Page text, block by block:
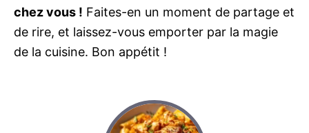
chez vous ! Faites-en un moment de partage et
de rire, et laissez-vous emporter par la magie
de la cuisine. Bon appétit !